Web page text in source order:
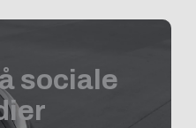
sociale